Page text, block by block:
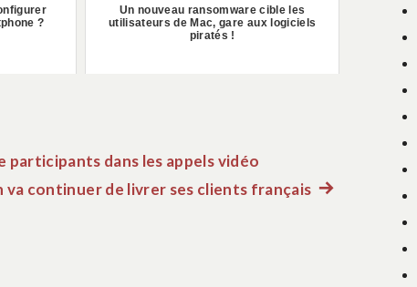
?
Un nouveau ransomware cible les
utilisateurs de Mac, gare aux logiciels
piratés !
dans les appels vidéo
continuer de livrer ses clients françaisArticle